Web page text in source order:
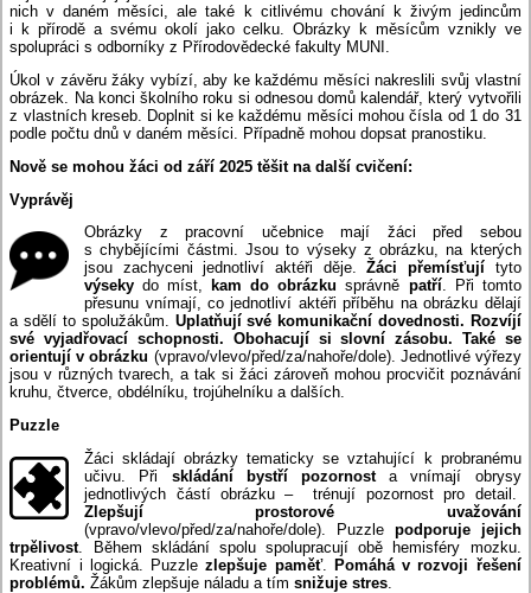
nich v daném měsíci, ale také k citlivému chování k živým jedincům
i k přírodě a svému okolí jako celku. Obrázky k měsícům vznikly ve
spolupráci s odborníky z Přírodovědecké fakulty MUNI.
Úkol v závěru žáky vybízí, aby ke každému měsíci nakreslili svůj vlastní
obrázek. Na konci školního roku si odnesou domů kalendář, který vytvořili
z vlastních kreseb. Doplnit si ke každému měsíci mohou čísla od 1 do 31
podle počtu dnů v daném měsíci. Případně mohou dopsat pranostiku.
Nově se mohou žáci od září 2025 těšit na další cvičení:
Vyprávěj
Obrázky z pracovní učebnice mají žáci před sebou
s chybějícími částmi. Jsou to výseky z obrázku, na kterých
jsou zachyceni jednotliví aktéři děje.Žáci přemísťují tyto
výsekydo míst, kam do obrázku správně patří. Při tomto
přesunu vnímají, co jednotliví aktéři příběhu na obrázku dělají
a sdělí to spolužákům. Uplatňují své komunikační dovednosti. Rozvíjí
své vyjadřovací schopnosti. Obohacují si slovní zásobu. Také se
orientují v obrázku (vpravo/vlevo/před/za/nahoře/dole). Jednotlivé výřezy
jsou v různých tvarech, a tak si žáci zároveň mohou procvičit poznávání
kruhu, čtverce, obdélníku, trojúhelníku a dalších.
Puzzle
Žáci skládají obrázky tematicky se vztahující k probranému
učivu. Při skládání bystří pozornosta vnímají obrysy
jednotlivých částí obrázku – trénují pozornost pro detail.
Zlepšují prostorové uvažování
(vpravo/vlevo/před/za/nahoře/dole). Puzzle podporuje jejich
trpělivost. Během skládání spolu spolupracují obě hemisféry mozku.
Kreativní i logická. Puzzlezlepšuje paměť.
Pomáhá v rozvoji řešení
problémů. Žákům zlepšuje náladu a tímsnižuje stres